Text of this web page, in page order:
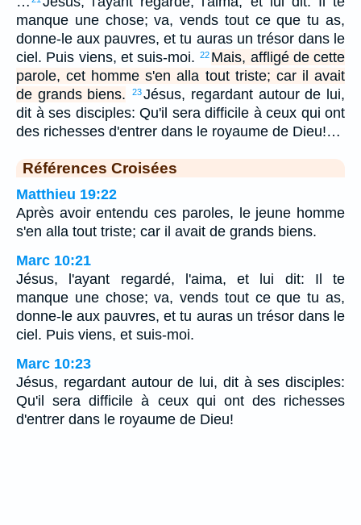
manque une chose; va, vends tout ce que tu as,
donne-le aux pauvres, et tu auras un trésor dans le
ciel. Puis viens, et suis-moi.
22 Mais, affligé de cette
parole, cet homme s'en alla tout triste; car il avait
de grands biens.
23Jésus, regardant autour de lui,
dit à ses disciples: Qu'il sera difficile à ceux qui ont
des richesses d'entrer dans le royaume de Dieu!…
Références Croisées
Matthieu 19:22
Après avoir entendu ces paroles, le jeune homme
s'en alla tout triste; car il avait de grands biens.
Marc 10:21
Jésus, l'ayant regardé, l'aima, et lui dit: Il te
manque une chose; va, vends tout ce que tu as,
donne-le aux pauvres, et tu auras un trésor dans le
ciel. Puis viens, et suis-moi.
Marc 10:23
Jésus, regardant autour de lui, dit à ses disciples:
Qu'il sera difficile à ceux qui ont des richesses
d'entrer dans le royaume de Dieu!